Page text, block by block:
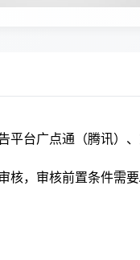
平台广点通（腾讯）
核，审核前置条件需